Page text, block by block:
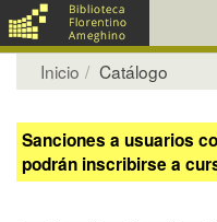
Inicio Catálogo
Sanciones a usuarios
podrán inscribirse a